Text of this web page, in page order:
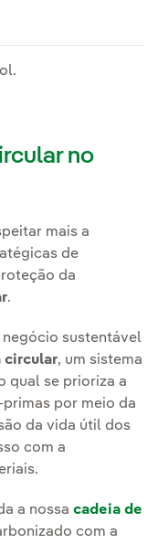
no
mais a
de
da
.
sustentável
circular, um sistema
qual se prioriza a
por meio da
da vida útil dos
com a
a nossa cadeia de
com a